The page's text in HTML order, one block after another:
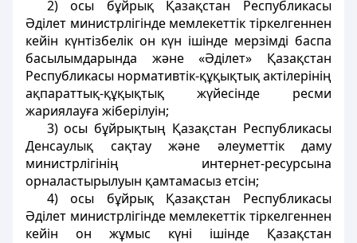
2) осы бұйрық Қазақстан Республикасы
Әділет министрлігінде мемлекеттік тіркелгеннен
кейін күнтізбелік он күн ішінде мерзімді баспа
басылымдарында және «Әділет» Қазақстан
Республикасы нормативтік-құқықтық актілерінің
ақпараттық-құқықтық жүйесінде ресми
жариялауға жіберілуін;
3) осы бұйрықтың Қазақстан Республикасы
Денсаулық сақтау және әлеуметтік даму
министрлігінің интернет-ресурсына
орналастырылуын қамтамасыз етсін;
4) осы бұйрық Қазақстан Республикасы
Әділет министрлігінде мемлекеттік тіркелгеннен
кейін он жұмыс күні ішінде Қазақстан